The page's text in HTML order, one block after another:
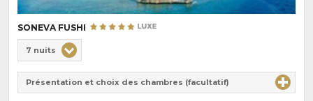
SONEVA FUSHI
de
pension
Durée
7 nuits
Présentation et choix des chambres (facultatif)